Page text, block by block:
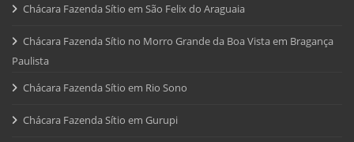
Chácara Fazenda Sítio em São Felix do Araguaia
Chácara Fazenda Sítio no Morro Grande da Boa Vista em Bragança
Paulista
Chácara Fazenda Sítio em Rio Sono
Chácara Fazenda Sítio em Gurupi